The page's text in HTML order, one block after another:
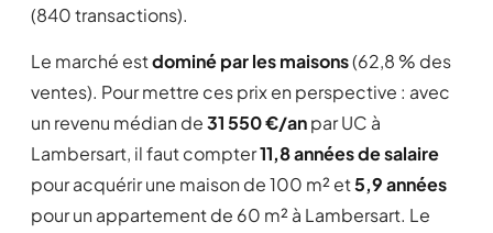
(840 transactions).
Le marché estdominé par les maisons(62,8 % des
ventes). Pour mettre ces prix en perspective : avec
un revenu médian de31 550 €/anpar UC à
Lambersart, il faut compter11,8 années de salaire
pour acquérir une maison de 100 m² et5,9 années
pour un appartement de 60 m² à Lambersart. Le